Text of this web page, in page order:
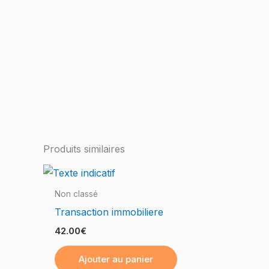
Produits similaires
Non classé
Transaction immobiliere
42.00€
Ajouter au panier